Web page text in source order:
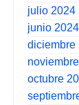
julio 2024
junio 2024
diciembre
octubre